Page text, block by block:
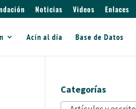
Noticias Videos Enlaces
Acín al día Base de Datos
Categorías